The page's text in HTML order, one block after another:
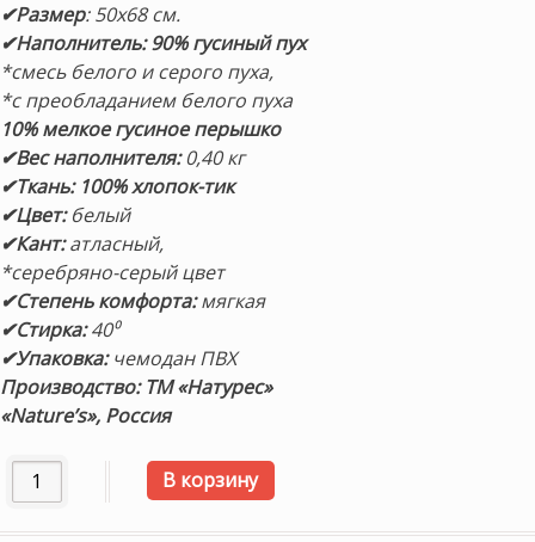
✔Размер: 50х68 см.
✔Наполнитель: 90% гусиный пух
*смесь белого и серого пуха,
*с преобладанием белого пуха
10% мелкое гусиное перышко
✔Вес наполнителя:0,40 кг
✔Ткань: 100% хлопок-тик
✔Цвет:белый
✔Кант:атласный,
*серебряно-серый цвет
✔Степень комфорта:мягкая
✔Стирка:40⁰
✔Упаковка:чемодан ПВХ
Производство:ТМ «Натурес»
«Nature’s», Россия
Количество товара Подушка пуховая мягкая
В корзину